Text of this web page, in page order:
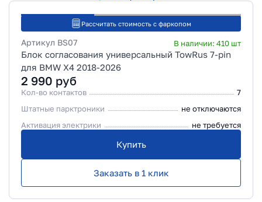
Рассчитать стоимость с фаркопом
Артикул BS07 В наличии: 410 шт
Блок согласования универсальный TowRus 7-pin
для BMW X4 2018-2026
2 990 руб
Кол-во контактов
7
Штатные парктроники
не отключаются
Активация электрики
не требуется
Купить
Заказать в 1 клик